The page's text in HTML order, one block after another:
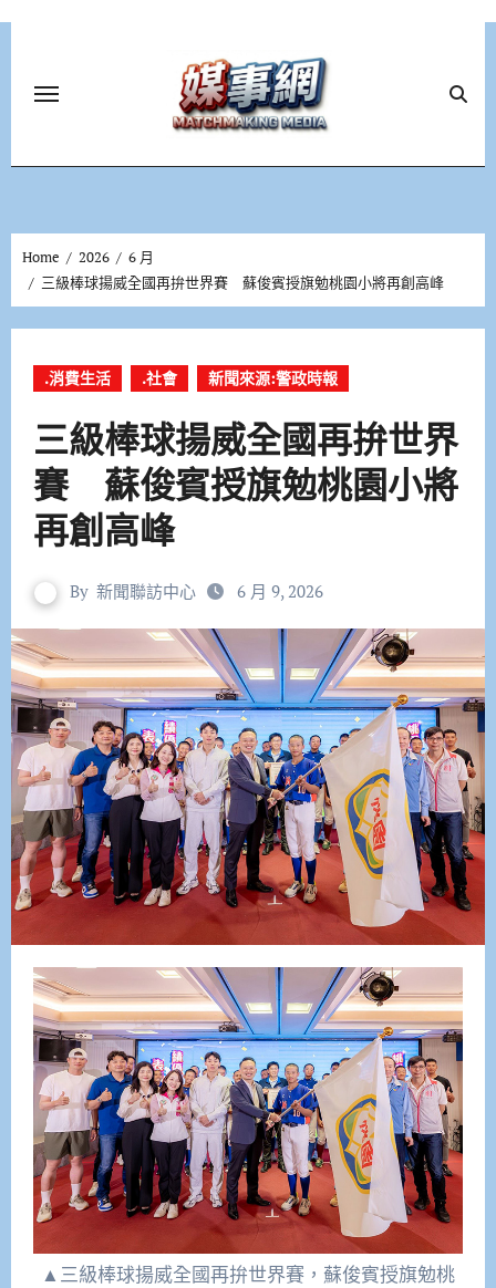
Home 2026
6 月
三級棒球揚威全國再拚世界賽 蘇俊賓授旗勉桃園小將再創高峰
.消費生活 .社會 新聞來源:警政時報
三級棒球揚威全國再拚世界
賽 蘇俊賓授旗勉桃園小將
再創高峰
By 新聞聯訪中心 6 月 9, 2026
▲三級棒球揚威全國再拚世界賽，蘇俊賓授旗勉桃